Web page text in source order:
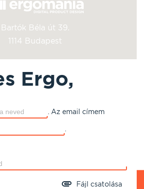
Ergo,
. Az email címem
.
Fájl csatolása
Bartók Béla út 39.
1114 Budapest